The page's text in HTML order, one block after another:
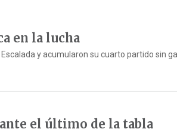
en la lucha
y acumularon su cuarto partido sin
el último de la tabla